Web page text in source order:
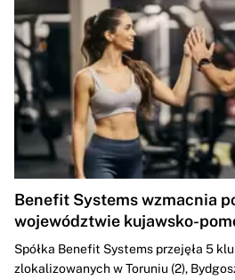
Benefit Systems wzmacnia
województwie kujawsko-
Spółka Benefit Systems przejęła 5
zlokalizowanych w Toruniu (2),